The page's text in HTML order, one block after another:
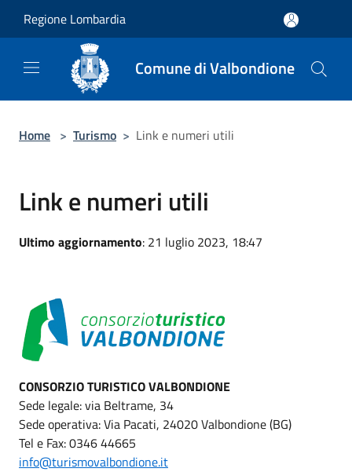
Regione Lombardia
Comune di Valbondione
Home > Turismo > Link e numeri utili
Link e numeri utili
Ultimo aggiornamento: 21 luglio 2023, 18:47
CONSORZIO TURISTICO VALBONDIONE
Sede legale: via Beltrame, 34
Sede operativa: Via Pacati, 24020 Valbondione (BG)
Tel e Fax: 0346 44665
info@turismovalbondione.it